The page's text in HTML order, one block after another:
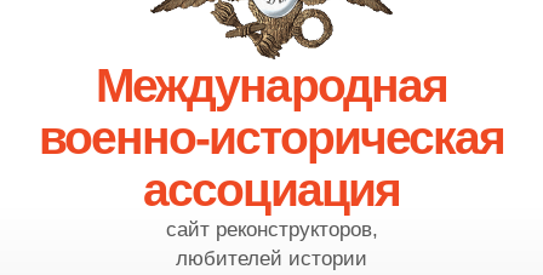
Международная
военно-историческая
ассоциация
сайт реконструкторов,
любителей истории